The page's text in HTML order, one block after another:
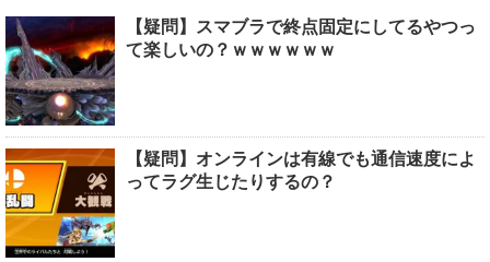
【疑問】スマブラで終点固定にしてるやつっ
て楽しいの？ｗｗｗｗｗｗ
【疑問】オンラインは有線でも通信速度によ
ってラグ生じたりするの？